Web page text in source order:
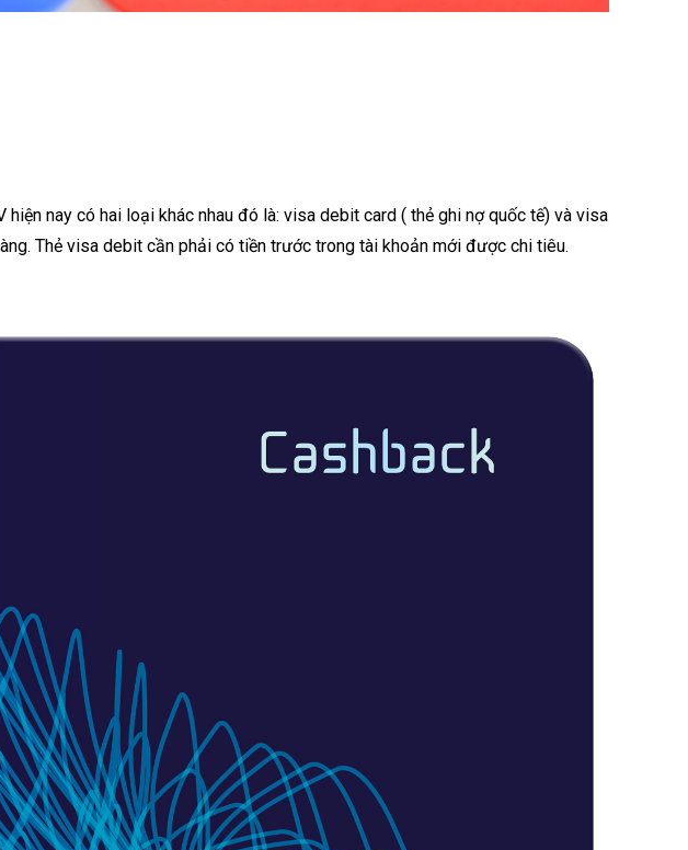
nay có hai loại khác nhau đó là: visa debit card ( thẻ ghi nợ quốc tế) và visa
Thẻ visa debit cần phải có tiền trước trong tài khoản mới được chi tiêu.